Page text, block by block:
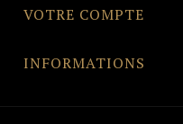
VOTRE COMPTE
INFORMATIONS